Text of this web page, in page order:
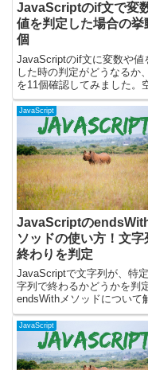
JavaScriptのif文で変
値を判定した場合の挙
個
JavaScriptのif文に変数や値
した時の判定がどうなるか
を11個確認してみました。
配列やオブジェクト、
などを、if文に入れてみて
どうなるか試してみました
に試した内容を表にまとめ
す。nu...
JavaScript
JavaScriptの
ソッドの使い方！文字
終わりを判定
JavaScriptで文字列が、特
字列で終わるかどうかを判
endsWithメソッドについて
します。endsWithメソッド
うと、文字列の末尾が指定
字列と一致するかどうかを
チェックできます。文字列
行う際に...
JavaScript